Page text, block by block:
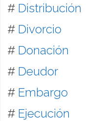
# Distribución
# Divorcio
# Donación
# Deudor
# Embargo
# Ejecución